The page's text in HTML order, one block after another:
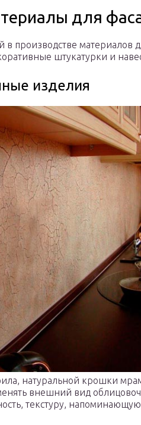
для
материалов
штукатурки и
изделия
натуральной крошки
внешний вид
текстуру,